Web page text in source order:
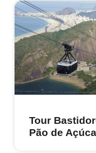
Tour
Pão de